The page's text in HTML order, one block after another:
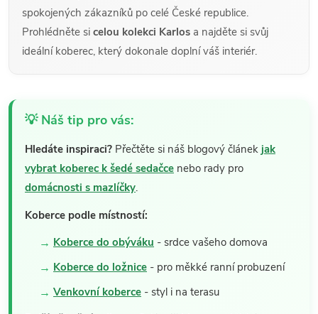
spokojených zákazníků po celé České republice.
Prohlédněte si celou kolekci Karlos a najděte si svůj
ideální koberec, který dokonale doplní váš interiér.
💡 Náš tip pro vás:
Hledáte inspiraci? Přečtěte si náš blogový článek jak
vybrat koberec k šedé sedačce nebo rady pro
domácnosti s mazlíčky.
Koberce podle místností:
Koberce do obýváku - srdce vašeho domova
Koberce do ložnice - pro měkké ranní probuzení
Venkovní koberce - styl i na terasu